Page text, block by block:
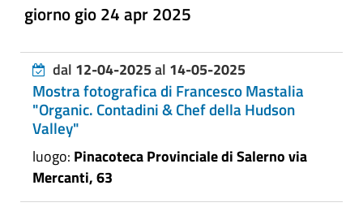
giorno gio 24 apr 2025
dal 12-04-2025al 14-05-2025
Mostra fotografica di Francesco Mastalia
"Organic. Contadini & Chef della Hudson
Valley"
luogo: Pinacoteca Provinciale di Salerno via
Mercanti, 63